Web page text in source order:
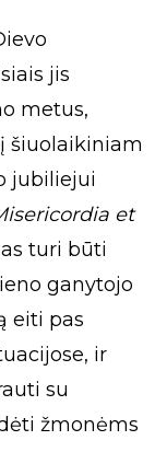
jis
metus,
šiuolaikiniam
jubiliejui
et
turi būti
ganytojo
eiti pas
ir
su
žmonėms